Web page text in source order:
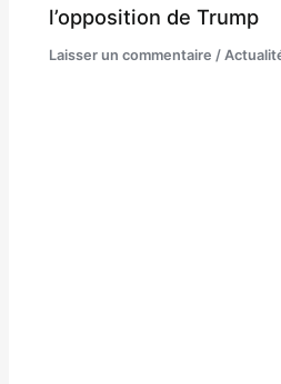
l’opposition de Trump
Laisser un commentaire /